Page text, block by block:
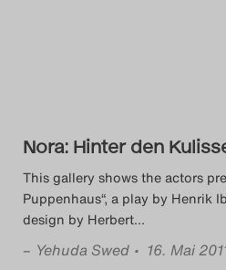
Das
Das
Nora: Hinter den
This gallery shows the actors
Puppenhaus“, a play by Henrik
design by Herbert…
– Yehuda Swed • 16. Mai